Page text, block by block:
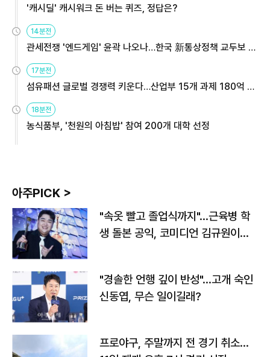
'캐시딜' 캐시워크 돈 버는 퀴즈, 정답은?
14분전
관세전쟁 '엔드게임' 윤곽 나오나…한국 新통상정책 교두보 활
용해야
17분전
섬유패션 글로벌 경쟁력 키운다…산업부 15개 과제 180억 지
원
18분전
농식품부, '천원의 아침밥' 참여 200개 대학 선정
아주PICK >
"속옷 빨고 졸업식까지"…근육병 학
생 돌본 공익, 코미디언 김규원이었
"경솔한 언행 깊이 반성"…고개 숙인
신동엽, 무슨 일이길래?
프로야구, 주말까지 전 경기 취소…